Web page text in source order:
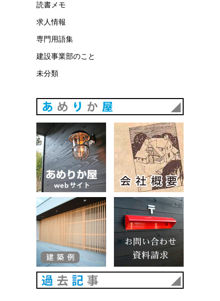
読書メモ
求人情報
専門用語集
建設事業部のこと
未分類
あめりか屋WEBサイト